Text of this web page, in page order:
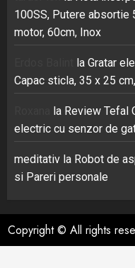
100SS, Putere absortie
motor, 60cm, Inox
la Gratar
Capac sticla, 35 x 25
la Review Tefal
electric cu senzor de
meditativ la Robot de
si Pareri personale
Copyright © All rights